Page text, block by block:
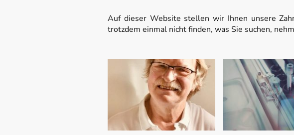
Auf dieser Website stellen wir Ihnen unsere
trotzdem einmal nicht finden, was Sie suchen,